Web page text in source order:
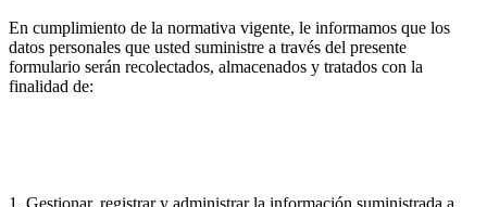
En cumplimiento de la normativa vigente, le informamos que los
datos personales que usted suministre a través del presente
formulario serán recolectados, almacenados y tratados con la
finalidad de:
1. Gestionar, registrar y administrar la información suministrada a